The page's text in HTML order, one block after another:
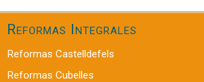
Reformas Integrales
Reformas Castelldefels
Reformas Cubelles